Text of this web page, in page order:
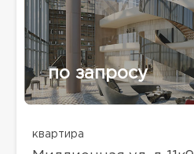
по запросу
квартира